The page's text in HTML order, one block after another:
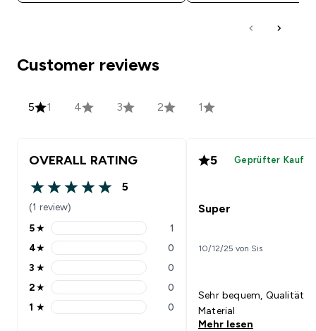
Customer reviews
5 1 4 3 2 1
OVERALL RATING
5 out of 5 stars
5
(1 review)
5 stars rating 1 reviews
5★ 1
4 stars rating 0 reviews
4★ 0
3 stars rating 0 reviews
3 ★ 0
2 stars rating 0 reviews
2★ 0
1 stars rating 0 reviews
1 ★ 0
5 Geprüfter Kauf
Super
10/12/25 von Sis
Sehr bequem, Qualität
Material
Mehr lesen